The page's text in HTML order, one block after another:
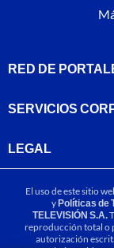
RED DE
SERVICIOS
LEGAL
El uso de este sitio
yPolíticas de
TELEVISIÓN S.A.
reproducción total o
autorización